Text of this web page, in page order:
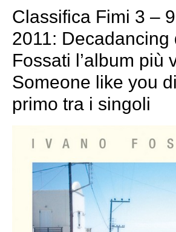
Classifica Fimi 3 –
2011: Decadancing
Fossati l’album più
Someone like you
primo tra i singoli